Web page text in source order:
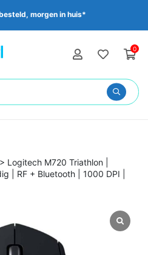
morgen in huis*
0
> Logitech M720 Triathlon |
| RF + Bluetooth | 1000 DPI |